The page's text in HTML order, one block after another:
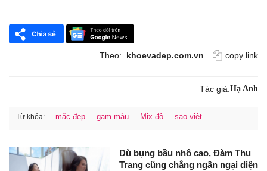
Theo: khoevadep.com.vn copy link
Tác giả:Hạ Anh
Từ khóa: mặc đẹp gam màu Mix đồ sao việt
Dù bụng bầu nhô cao, Đàm Thu
Trang cũng chẳng ngần ngại diện